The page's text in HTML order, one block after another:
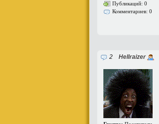
Публикаций: 0
Комментариев: 0
2 Hellraizer